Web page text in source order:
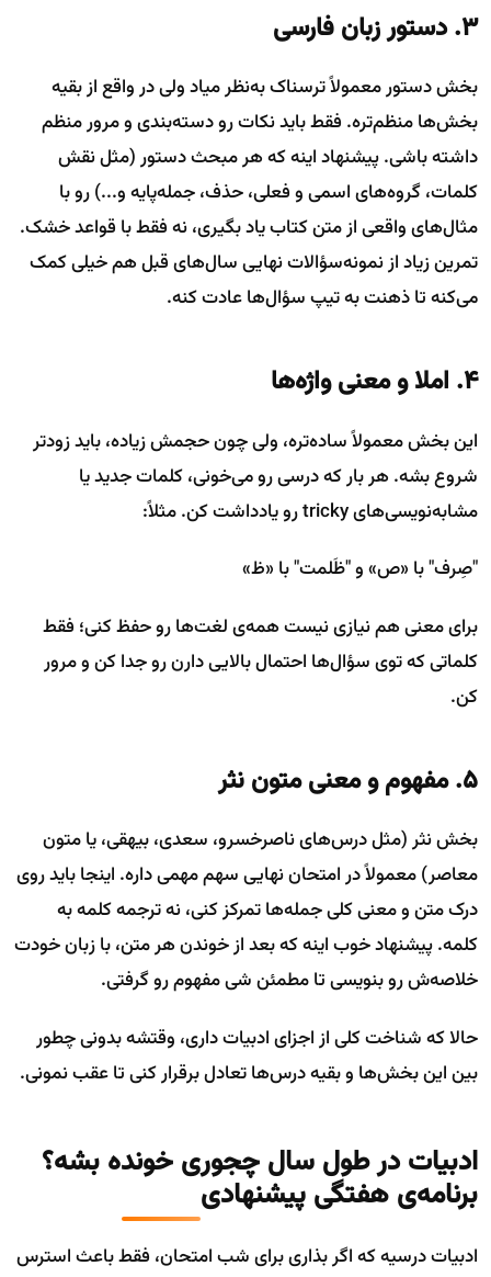
۳. دستور زبان فارسی
بخش دستور معمولاً ترسناک به‌نظر میاد ولی در واقع از بقیه
بخش‌ها منظم‌تره. فقط باید نکات رو دسته‌بندی و مرور منظم
داشته باشی. پیشنهاد اینه که هر مبحث دستور (مثل نقش
کلمات، گروه‌های اسمی و فعلی، حذف، جمله‌پایه و...) رو با
مثال‌های واقعی از متن کتاب یاد بگیری، نه فقط با قواعد خشک.
تمرین زیاد از نمونه‌سؤالات نهایی سال‌های قبل هم خیلی کمک
می‌کنه تا ذهنت به تیپ سؤال‌ها عادت کنه.
۴. املا و معنی واژه‌ها
این بخش معمولاً ساده‌تره، ولی چون حجمش زیاده، باید زودتر
شروع بشه. هر بار که درسی رو می‌خونی، کلمات جدید یا
مشابه‌نویسی‌های tricky رو یادداشت کن. مثلاً:
"صِرف" با «ص» و "ظَلمت" با «ظ»
برای معنی هم نیازی نیست همه‌ی لغت‌ها رو حفظ کنی؛ فقط
کلماتی که توی سؤال‌ها احتمال بالایی دارن رو جدا کن و مرور
کن.
۵. مفهوم و معنی متون نثر
بخش نثر (مثل درس‌های ناصرخسرو، سعدی، بیهقی، یا متون
معاصر) معمولاً در امتحان نهایی سهم مهمی داره. اینجا باید روی
درک متن و معنی کلی جمله‌ها تمرکز کنی، نه ترجمه کلمه به
کلمه. پیشنهاد خوب اینه که بعد از خوندن هر متن، با زبان خودت
خلاصه‌ش رو بنویسی تا مطمئن شی مفهوم رو گرفتی.
حالا که شناخت کلی از اجزای ادبیات داری، وقتشه بدونی چطور
بین این بخش‌ها و بقیه درس‌ها تعادل برقرار کنی تا عقب نمونی.
ادبیات در طول سال چجوری خونده بشه؟
برنامه‌ی هفتگی پیشنهادی
ادبیات درسیه که اگر بذاری برای شب امتحان، فقط باعث استرس